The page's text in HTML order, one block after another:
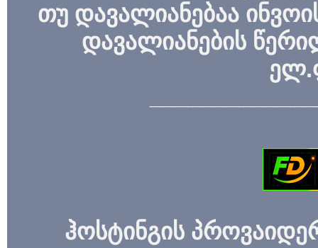
თუ დავალიანებაა
დავალიანების
ჰოსტინგის